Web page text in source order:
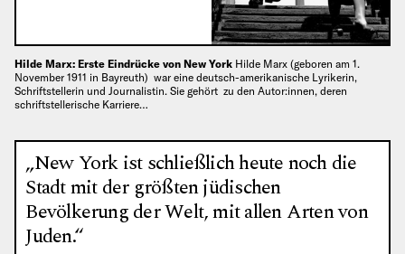
Hilde Marx: Erste Eindrücke von New York Hilde Marx (geboren am 1.
November 1911 in Bayreuth) war eine deutsch-amerikanische Lyrikerin,
Schriftstellerin und Journalistin. Sie gehört zu den Autor:innen, deren
schriftstellerische Karriere…
„New York ist schließlich heute noch die
Stadt mit der größten jüdischen
Bevölkerung der Welt, mit allen Arten von
Juden.“